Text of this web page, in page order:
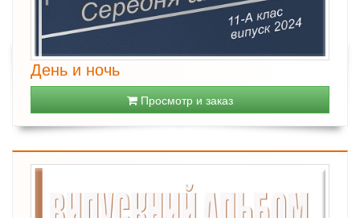
День и ночь
Просмотр и заказ